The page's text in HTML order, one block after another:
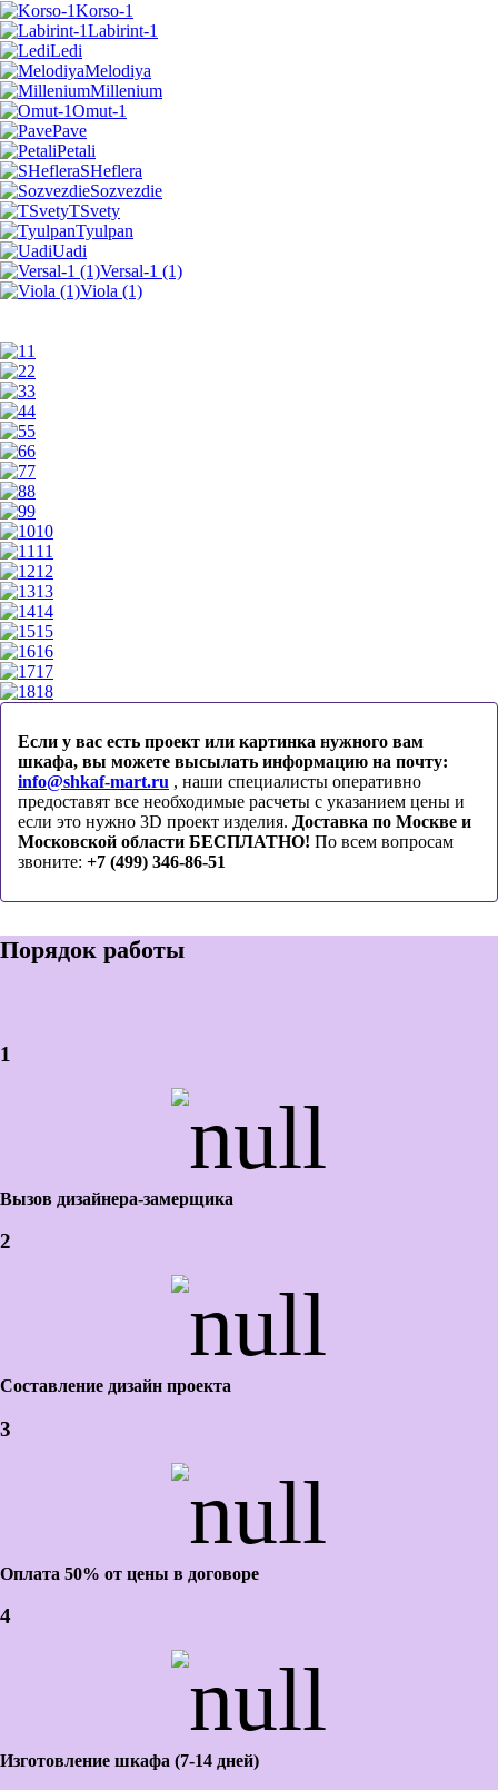
Korso-1
Labirint-1
Ledi
Melodiya
Millenium
Omut-1
Pave
Petali
SHeflera
Sozvezdie
TSvety
Tyulpan
Uadi
Versal-1 (1)
Viola (1)
1
2
3
4
5
6
7
8
9
10
11
12
13
14
15
16
17
18
Если у вас есть проект или картинка нужного вам
шкафа, вы можете высылать информацию на почту:
info@shkaf-mart.ru , наши специалисты оперативно
предоставят все необходимые расчеты с указанием цены и
если это нужно 3D проект изделия. Доставка по Москве и
Московской области БЕСПЛАТНО! По всем вопросам
звоните: +7 (499) 346-86-51
Порядок работы
1
Вызов дизайнера-замерщика
2
Составление дизайн проекта
3
Оплата 50% от цены в договоре
4
Изготовление шкафа (7-14 дней)